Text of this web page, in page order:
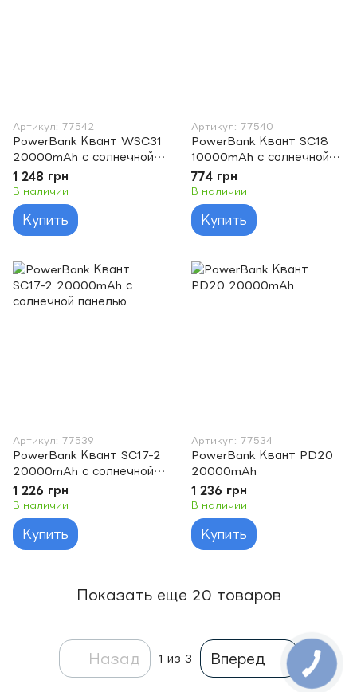
Артикул: 77542
PowerBank Квант WSC31
20000mAh с солнечной
панелью
1 248 грн
В наличии
Купить
Артикул: 77540
PowerBank Квант SC18
10000mAh с солнечной
панелью
774 грн
В наличии
Купить
Артикул: 77539
PowerBank Квант SC17-2
20000mAh с солнечной
панелью
1 226 грн
В наличии
Купить
Артикул: 77534
PowerBank Квант PD20
20000mAh
1 236 грн
В наличии
Купить
Показать еще 20 товаров
Назад 1 из 3 Вперед